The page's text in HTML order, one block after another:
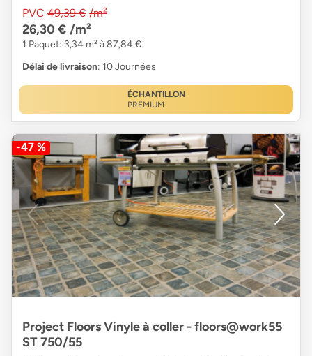
PVC 49,39 € /m²
26,30 € /m²
1 Paquet: 3,34 m² à 87,84 €
Délai de livraison: 10 Journées
ÉCHANTILLON
PREMIUM
-47 %
Project Floors Vinyle à coller - floors@work55
ST 750/55